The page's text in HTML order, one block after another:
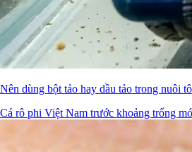
Nên dùng bột tảo hay dầu tảo trong nuôi
Cá rô phi Việt Nam trước khoảng trống